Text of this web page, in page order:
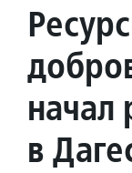
начал
в